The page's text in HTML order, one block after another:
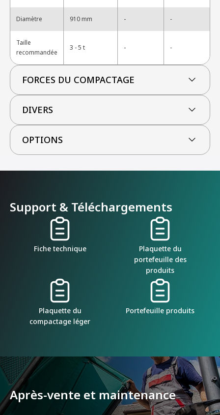
Diamètre 910 mm - -
Taille
recommandée
3 - 5 t - -
FORCES DU COMPACTAGE
DIVERS
OPTIONS
Support & Téléchargements
Fiche technique
Plaquette du
portefeuille des
produits
Plaquette du
compactage léger
Portefeuille produits
Après-vente et maintenance